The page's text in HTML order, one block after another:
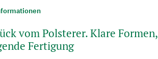
vom Polsterer. Klare Formen,
Fertigung